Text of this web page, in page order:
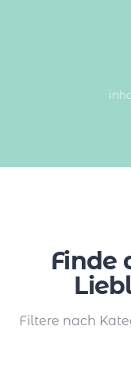
Finde
Filtere nach